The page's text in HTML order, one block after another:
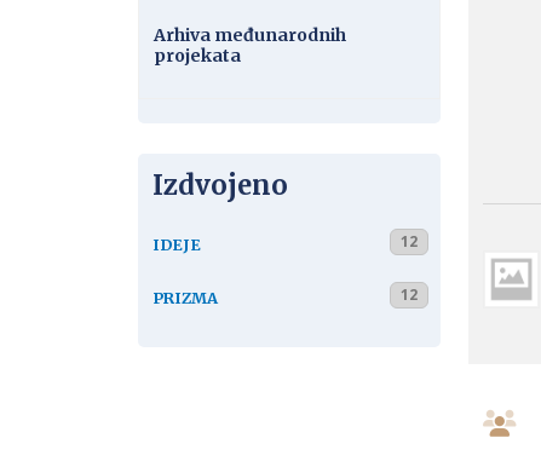
Arhiva međunarodnih
projekata
Izdvojeno
IDEJE 12
PRIZMA 12